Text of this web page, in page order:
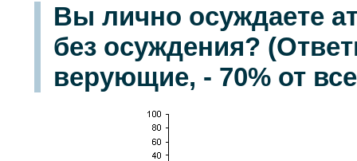
Вы лично осуждаете
без осуждения?
верующие, - 70% от